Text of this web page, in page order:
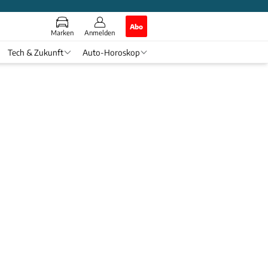
Marken Anmelden
Abo
Tech & Zukunft Auto-Horoskop